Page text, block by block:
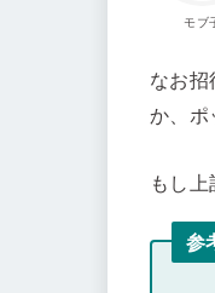
モブ
なお招
か、ポ
もし
参